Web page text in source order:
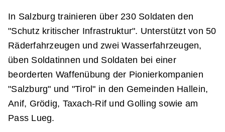
In Salzburg trainieren über 230 Soldaten den
"Schutz kritischer Infrastruktur". Unterstützt von 50
Räderfahrzeugen und zwei Wasserfahrzeugen,
üben Soldatinnen und Soldaten bei einer
beorderten Waffenübung der Pionierkompanien
"Salzburg" und "Tirol" in den Gemeinden Hallein,
Anif, Grödig, Taxach-Rif und Golling sowie am
Pass Lueg.